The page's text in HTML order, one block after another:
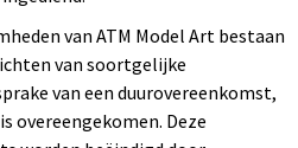
van ATM Model Art bestaan
van soortgelijke
van een duurovereenkomst,
overeengekomen. Deze